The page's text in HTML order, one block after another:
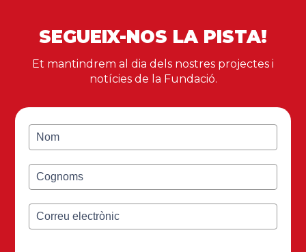
SEGUEIX-NOS LA PISTA!
Et mantindrem al dia dels nostres projectes i
notícies de la Fundació.